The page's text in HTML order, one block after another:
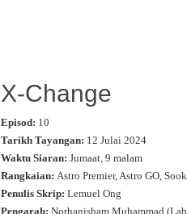
X-Change
Episod: 10
Tarikh Tayangan: 12 Julai 2024
Waktu Siaran: Jumaat, 9 malam
Rangkaian: Astro Premier, Astro GO,
Penulis Skrip: Lemuel Ong
Pengarah: Norhanisham Muhammad